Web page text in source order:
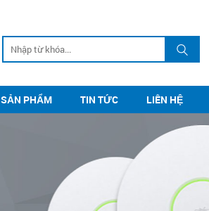
SẢN PHẨM TIN TỨC LIÊN HỆ